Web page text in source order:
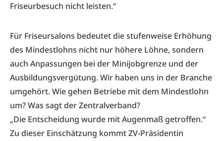
Friseurbesuch nicht leisten.“
Für Friseursalons bedeutet die stufenweise Erhöhung
des Mindestlohns nicht nur höhere Löhne, sondern
auch Anpassungen bei der Minijobgrenze und der
Ausbildungsvergütung. Wir haben uns in der Branche
umgehört. Wie gehen Betriebe mit dem Mindestlohn
um? Was sagt der Zentralverband?
„Die Entscheidung wurde mit Augenmaß getroffen.“
Zu dieser Einschätzung kommt ZV-Präsidentin